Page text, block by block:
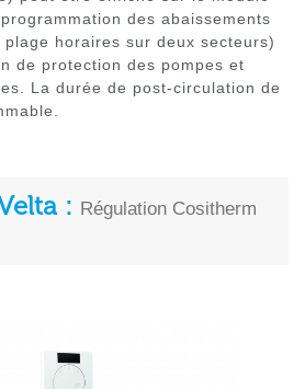
des abaissements
horaires sur deux secteurs)
de protection des pompes et
La durée de post-circulation de
: Régulation Cositherm